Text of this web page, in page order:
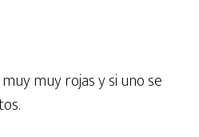
muy rojas y si uno se